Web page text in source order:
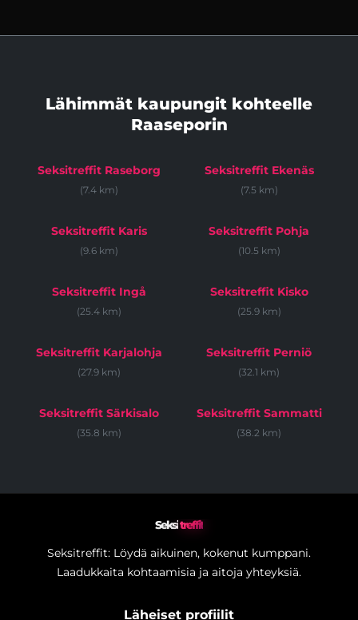
Lähimmät kaupungit kohteelle
Raaseporin
Seksitreffit Raseborg
(7.4 km)
Seksitreffit Ekenäs
(7.5 km)
Seksitreffit Karis
(9.6 km)
Seksitreffit Pohja
(10.5 km)
Seksitreffit Ingå
(25.4 km)
Seksitreffit Kisko
(25.9 km)
Seksitreffit Karjalohja
(27.9 km)
Seksitreffit Perniö
(32.1 km)
Seksitreffit Särkisalo
(35.8 km)
Seksitreffit Sammatti
(38.2 km)
Seksitreffit
Seksitreffit: Löydä aikuinen, kokenut kumppani.
Laadukkaita kohtaamisia ja aitoja yhteyksiä.
Läheiset profiilit